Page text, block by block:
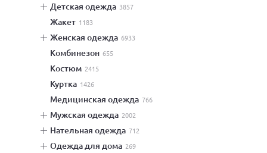
детская одежда 3857
жакет 1183
женская одежда 6933
комбинезон 655
костюм 2415
куртка 1426
медицинская одежда 766
мужская одежда 2002
нательная одежда 712
одежда для дома 269